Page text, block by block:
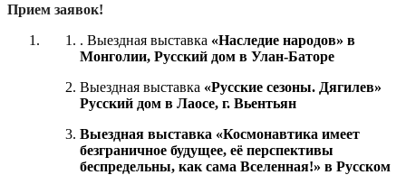
Прием заявок!
. Выездная выставка «Наследие народов» в
Монголии, Русский дом в Улан-Баторе
Выездная выставка «Русские сезоны. Дягилев»
Русский дом в Лаосе, г. Вьентьян
Выездная выставка «Космонавтика имеет
безграничное будущее, её перспективы
беспредельны, как сама Вселенная!» в Русском